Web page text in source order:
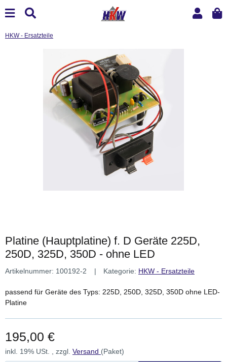
HKW - Ersatzteile
Platine (Hauptplatine) f. D Geräte 225D,
250D, 325D, 350D - ohne LED
Artikelnummer: 100192-2 Kategorie: HKW - Ersatzteile
passend für Geräte des Typs: 225D, 250D, 325D, 350D ohne LED-
Platine
195,00 €
inkl. 19% USt. , zzgl. Versand (Paket)